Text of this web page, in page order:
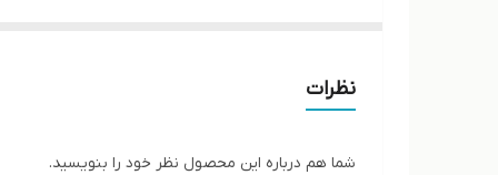
قالب کاملا استاندارد
کیفیت عالی
نظرات
شما هم درباره این محصول نظر خود را بنویسید.